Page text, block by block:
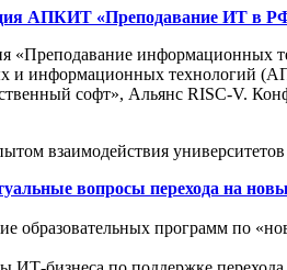
АПКИТ «Преподавание ИТ в
«Преподавание информационных
и информационных технологий
софт», Альянс RISC-V.
взаимодействия
вопросы перехода на
образовательных программ по